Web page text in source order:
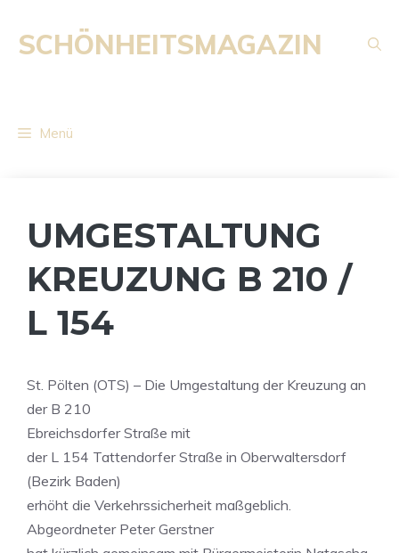
Inhalt
springen
SCHÖNHEITSMAGAZIN
Menü
UMGESTALTUNG
KREUZUNG B 210 /
L 154
St. Pölten (OTS) – Die Umgestaltung der Kreuzung an
der B 210
Ebreichsdorfer Straße mit
der L 154 Tattendorfer Straße in Oberwaltersdorf
(Bezirk Baden)
erhöht die Verkehrssicherheit maßgeblich.
Abgeordneter Peter Gerstner